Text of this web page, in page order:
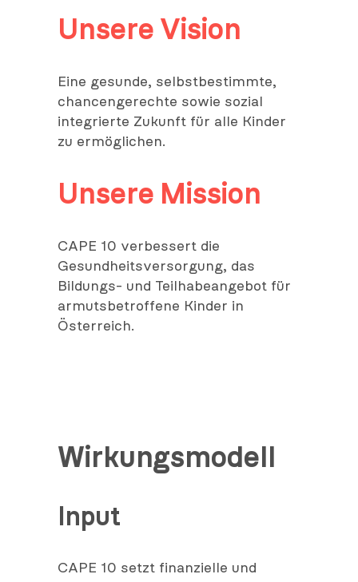
Unsere Vision
Eine gesunde, selbstbestimmte,
chancengerechte sowie sozial
integrierte Zukunft für alle Kinder
zu ermöglichen.
Unsere Mission
CAPE 10 verbessert die
Gesundheitsversorgung, das
Bildungs- und Teilhabeangebot für
armutsbetroffene Kinder in
Österreich.
Wirkungsmodell
Input
CAPE 10 setzt finanzielle und